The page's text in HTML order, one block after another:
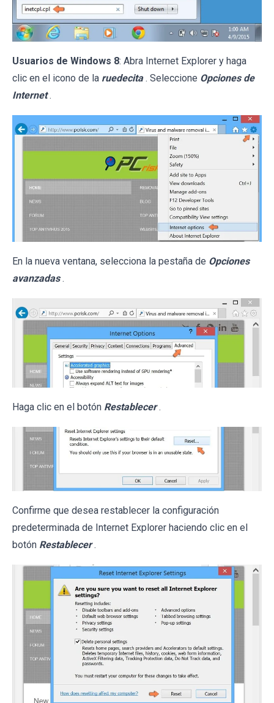
Usuarios de Windows 8: Abra Internet Explorer y haga
clic en el icono de la ruedecita . Seleccione Opciones de
Internet .
En la nueva ventana, selecciona la pestaña de Opciones
avanzadas .
Haga clic en el botón Restablecer .
Confirme que desea restablecer la configuración
predeterminada de Internet Explorer haciendo clic en el
botón Restablecer .